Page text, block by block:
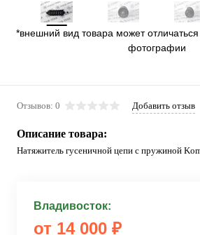
*внешний вид товара может
фотографии
Отзывов: 0 Добавить отзыв
Описание товара:
Натяжитель гусеничной цепи с пружиной
Владивосток:
от 14 000 ₽